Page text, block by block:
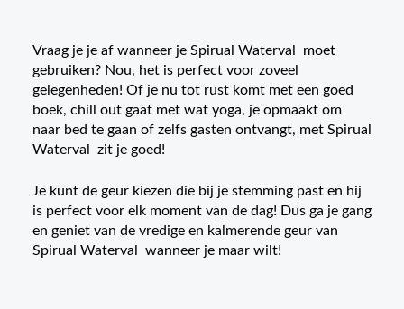
Vraag je je af wanneer je Spirual Waterval moet
gebruiken? Nou, het is perfect voor zoveel
gelegenheden! Of je nu tot rust komt met een goed
boek, chill out gaat met wat yoga, je opmaakt om
naar bed te gaan of zelfs gasten ontvangt, met Spirual
Waterval zit je goed!
Je kunt de geur kiezen die bij je stemming past en hij
is perfect voor elk moment van de dag! Dus ga je gang
en geniet van de vredige en kalmerende geur van
Spirual Waterval wanneer je maar wilt!